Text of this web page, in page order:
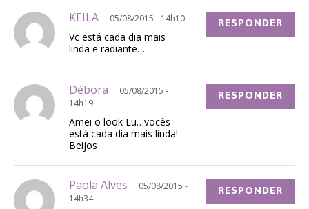
KEILA 05/08/2015 - 14h10
Vc está cada dia mais
linda e radiante…
RESPONDER
Débora
05/08/2015 -
14h19
Amei o look Lu…vocês
está cada dia mais linda!
Beijos
RESPONDER
Paola Alves
05/08/2015 -
14h34
RESPONDER